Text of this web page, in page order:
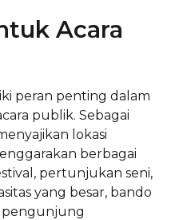
Acara
peran penting dalam
publik. Sebagai
lokasi
berbagai
pertunjukan seni,
yang besar, bando